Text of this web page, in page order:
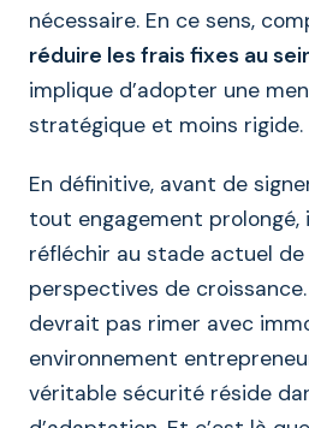
nécessaire. En ce sens,
réduire les frais fixes au
implique d’adopter une
stratégique et moins rigide.
En définitive, avant de
tout engagement prolongé,
réfléchir au stade actuel de
perspectives de
devrait pas rimer avec
environnement
véritable sécurité réside